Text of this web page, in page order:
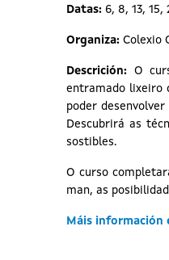
Datas: 6, 8, 13,
Organiza: Colexio
Descrición: O
entramado lixeiro
poder
Descubrirá as
sostibles.
O curso
man, as
Máis información